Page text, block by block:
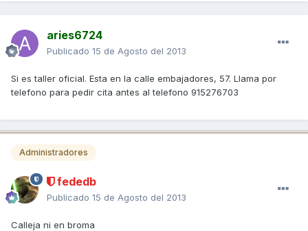
aries6724
Publicado 15 de Agosto del 2013
Si es taller oficial. Esta en la calle embajadores, 57. Llama por
telefono para pedir cita antes al telefono 915276703
Administradores
fededb
Publicado 15 de Agosto del 2013
Calleja ni en broma